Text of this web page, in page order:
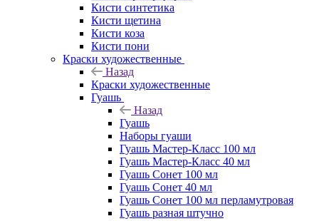
Кисти синтетика
Кисти щетина
Кисти коза
Кисти пони
Краски художественные
Назад
Краски художественные
Гуашь
Назад
Гуашь
Наборы гуаши
Гуашь Мастер-Класс 100 мл
Гуашь Мастер-Класс 40 мл
Гуашь Сонет 100 мл
Гуашь Сонет 40 мл
Гуашь Сонет 100 мл перламутровая
Гуашь разная штучно